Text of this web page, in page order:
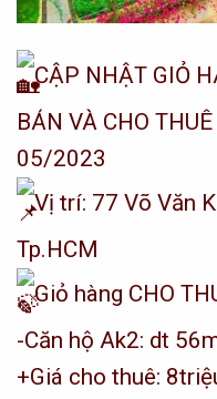
CẬP NHẬT GIỎ
BÁN VÀ CHO
05/2023
Vị trí: 77 Võ Văn
Tp.HCM
Giỏ hàng CHO
-Căn hộ Ak2: dt
+Giá cho thuê: